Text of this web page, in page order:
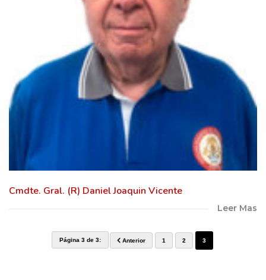
Cmdte. Gral. (R) Daniel Joaquin Vicente
Leer Mas
Página 3 de 3: Anterior 1 2 3